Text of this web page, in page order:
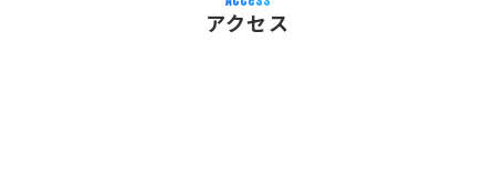
アクセス